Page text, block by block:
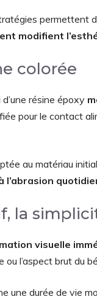
permettent
modifient
colorée
d’une résine époxy
pour le contact
au matériau
l’abrasion
la
visuelle
ou l’aspect brut du
une durée de vie